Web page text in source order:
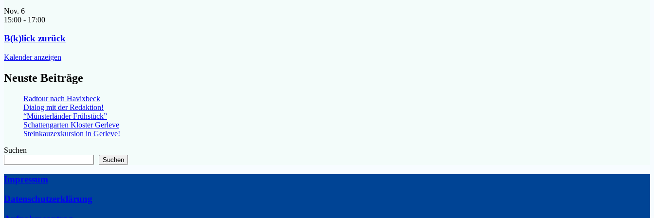
Nov. 6
15:00 - 17:00
B(k)lick zurück
Kalender anzeigen
Neuste Beiträge
Radtour nach Havixbeck
Dialog mit der Redaktion!
“Münsterländer Frühstück”
Schattengarten Kloster Gerleve
Steinkauzexkursion in Gerleve!
Suchen
Suchen
Impressum
Datenschutzerklärung